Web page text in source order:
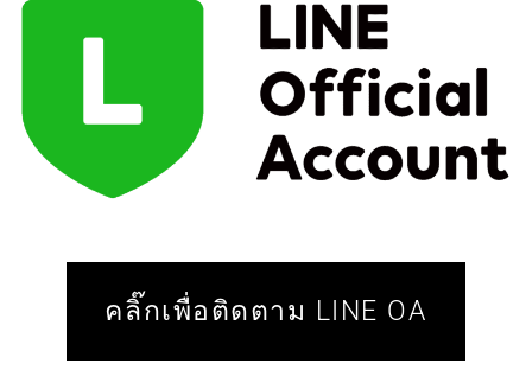
คลิ๊กเพื่อติดตาม LINE OA